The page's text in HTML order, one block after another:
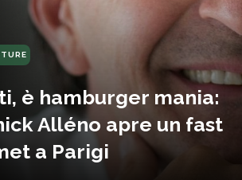
è hamburger mania:
Alléno apre un fast
a Parigi